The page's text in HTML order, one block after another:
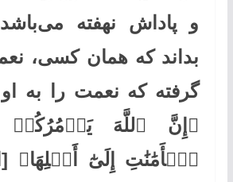
و پاداش نهفته
بداند که همان کسی،
گرفته که نعمت را به
﴿إِنَّ ٱللَّهَ يَأۡمُرُكُمۡ